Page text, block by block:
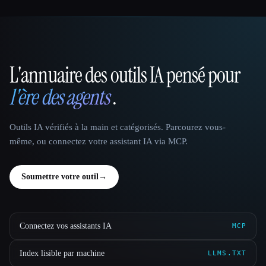
That AI Collection
L'annuaire des outils IA pensé pour
l'ère des agents.
Outils IA vérifiés à la main et catégorisés. Parcourez vous-
même, ou connectez votre assistant IA via MCP.
Soumettre votre outil →
Connectez vos assistants IA MCP
Index lisible par machine LLMS.TXT